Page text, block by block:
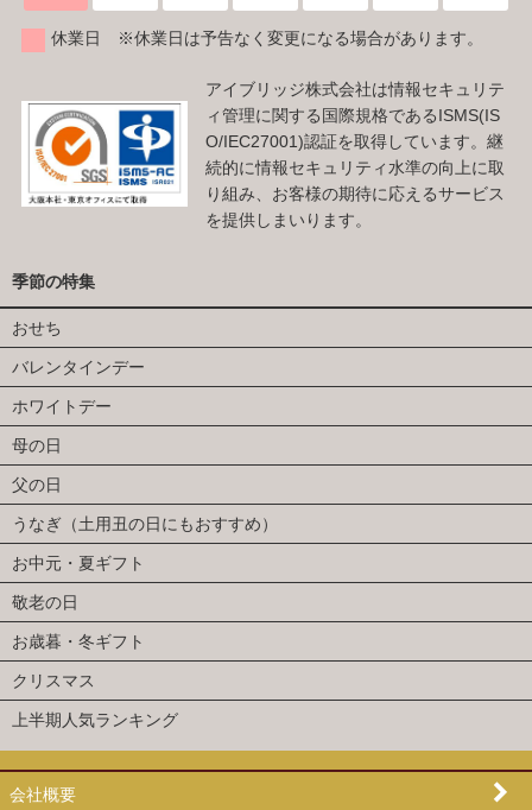
休業日 ※休業日は予告なく変更になる場合があります。
アイブリッジ株式会社は情報セキュリテ
ィ管理に関する国際規格であるISMS(IS
O/IEC27001)認証を取得しています。継
続的に情報セキュリティ水準の向上に取
り組み、お客様の期待に応えるサービス
を提供しまいります。
季節の特集
おせち
バレンタインデー
ホワイトデー
母の日
父の日
うなぎ（土用丑の日にもおすすめ）
お中元・夏ギフト
敬老の日
お歳暮・冬ギフト
クリスマス
上半期人気ランキング
会社概要